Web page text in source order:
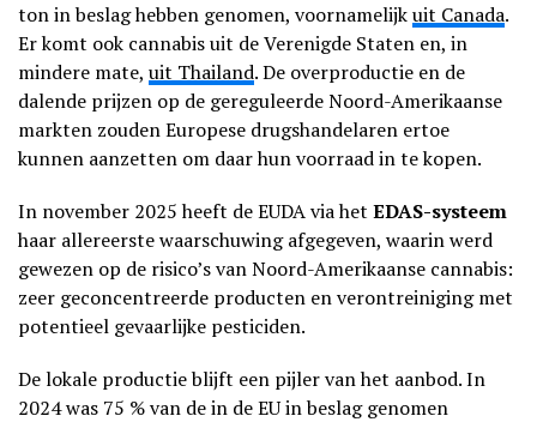
ton in beslag hebben genomen, voornamelijkuit Canada.
Er komt ook cannabis uit de Verenigde Staten en, in
mindere mate, uit Thailand. De overproductie en de
dalende prijzen op de gereguleerde Noord-Amerikaanse
markten zouden Europese drugshandelaren ertoe
kunnen aanzetten om daar hun voorraad in te kopen.
In november 2025 heeft de EUDA via het EDAS-systeem
haar allereerste waarschuwing afgegeven, waarin werd
gewezen op de risico’s van Noord-Amerikaanse cannabis:
zeer geconcentreerde producten en verontreiniging met
potentieel gevaarlijke pesticiden.
De lokale productie blijft een pijler van het aanbod. In
2024 was 75 % van de in de EU in beslag genomen